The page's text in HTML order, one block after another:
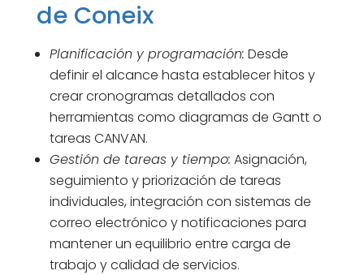
de Coneix
Planificación y programación: Desde
definir el alcance hasta establecer hitos y
crear cronogramas detallados con
herramientas como diagramas de Gantt o
tareas CANVAN.
Gestión de tareas y tiempo: Asignación,
seguimiento y priorización de tareas
individuales, integración con sistemas de
correo electrónico y notificaciones para
mantener un equilibrio entre carga de
trabajo y calidad de servicios.